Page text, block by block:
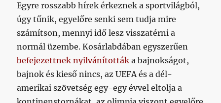
Egyre rosszabb hírek érkeznek a sportvilágból,
úgy tűnik, egyelőre senki sem tudja mire
számítson, mennyi idő lesz visszatérni a
normál üzembe. Kosárlabdában egyszerűen
befejezettnek nyilvánították a bajnokságot,
bajnok és kieső nincs, az UEFA és a dél-
amerikai szövetség egy-egy évvel eltolja a